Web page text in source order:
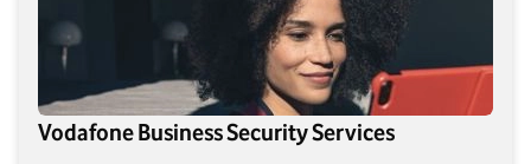
Vodafone Business Security Services